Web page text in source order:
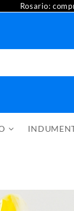
Rosario: